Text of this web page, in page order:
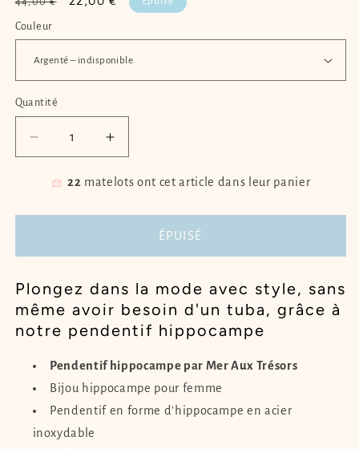
habituel
Couleur
Quantité
Quantité
Réduire
la
quantité
Pendentif
LĪLI&#39;AMA
Augmenter
la
quantité
Pendentif
hippocampe
LĪLI&#39;AMA
🧺 22 matelots ont cet article dans leur panier
ÉPUISÉ
Plongez dans la mode avec style, sans
même avoir besoin d'un tuba, grâce à
notre pendentif hippocampe
Pendentif hippocampe par Mer Aux Trésors
Bijou hippocampe pour femme
Pendentif en forme d'hippocampe en acier
inoxydable